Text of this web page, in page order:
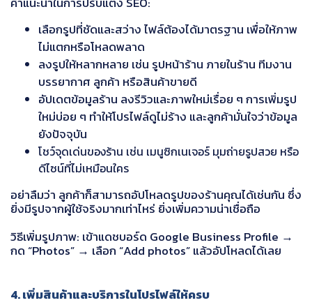
เลือกรูปที่ชัดและสว่าง ไฟล์ต้องได้มาตรฐาน เพื่อให้ภาพ
ไม่แตกหรือโหลดพลาด
ลงรูปให้หลากหลาย เช่น รูปหน้าร้าน ภายในร้าน ทีมงาน
บรรยากาศ ลูกค้า หรือสินค้าขายดี
อัปเดตข้อมูลร้าน ลงรีวิวและภาพใหม่เรื่อย ๆ การเพิ่มรูป
ใหม่บ่อย ๆ ทำให้โปรไฟล์ดูไม่ร้าง และลูกค้ามั่นใจว่าข้อมูล
ยังปัจจุบัน
โชว์จุดเด่นของร้าน เช่น เมนูซิกเนเจอร์ มุมถ่ายรูปสวย หรือ
ดีไซน์ที่ไม่เหมือนใคร
อย่าลืมว่า ลูกค้าก็สามารถอัปโหลดรูปของร้านคุณได้เช่นกัน ซึ่ง
ยิ่งมีรูปจากผู้ใช้จริงมากเท่าไหร่ ยิ่งเพิ่มความน่าเชื่อถือ
วิธีเพิ่มรูปภาพ: เข้าแดชบอร์ด Google Business Profile →
กด “Photos” → เลือก “Add photos” แล้วอัปโหลดได้เลย
4. เพิ่มสินค้าและบริการในโปรไฟล์ให้ครบ